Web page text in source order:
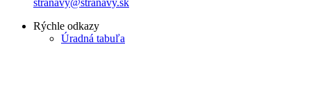
Rýchle odkazy
Úradná tabuľa